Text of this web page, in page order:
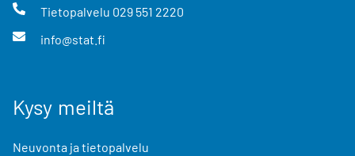
Tietopalvelu 029 551 2220
info@stat.fi
Kysy meiltä
Neuvonta ja tietopalvelu